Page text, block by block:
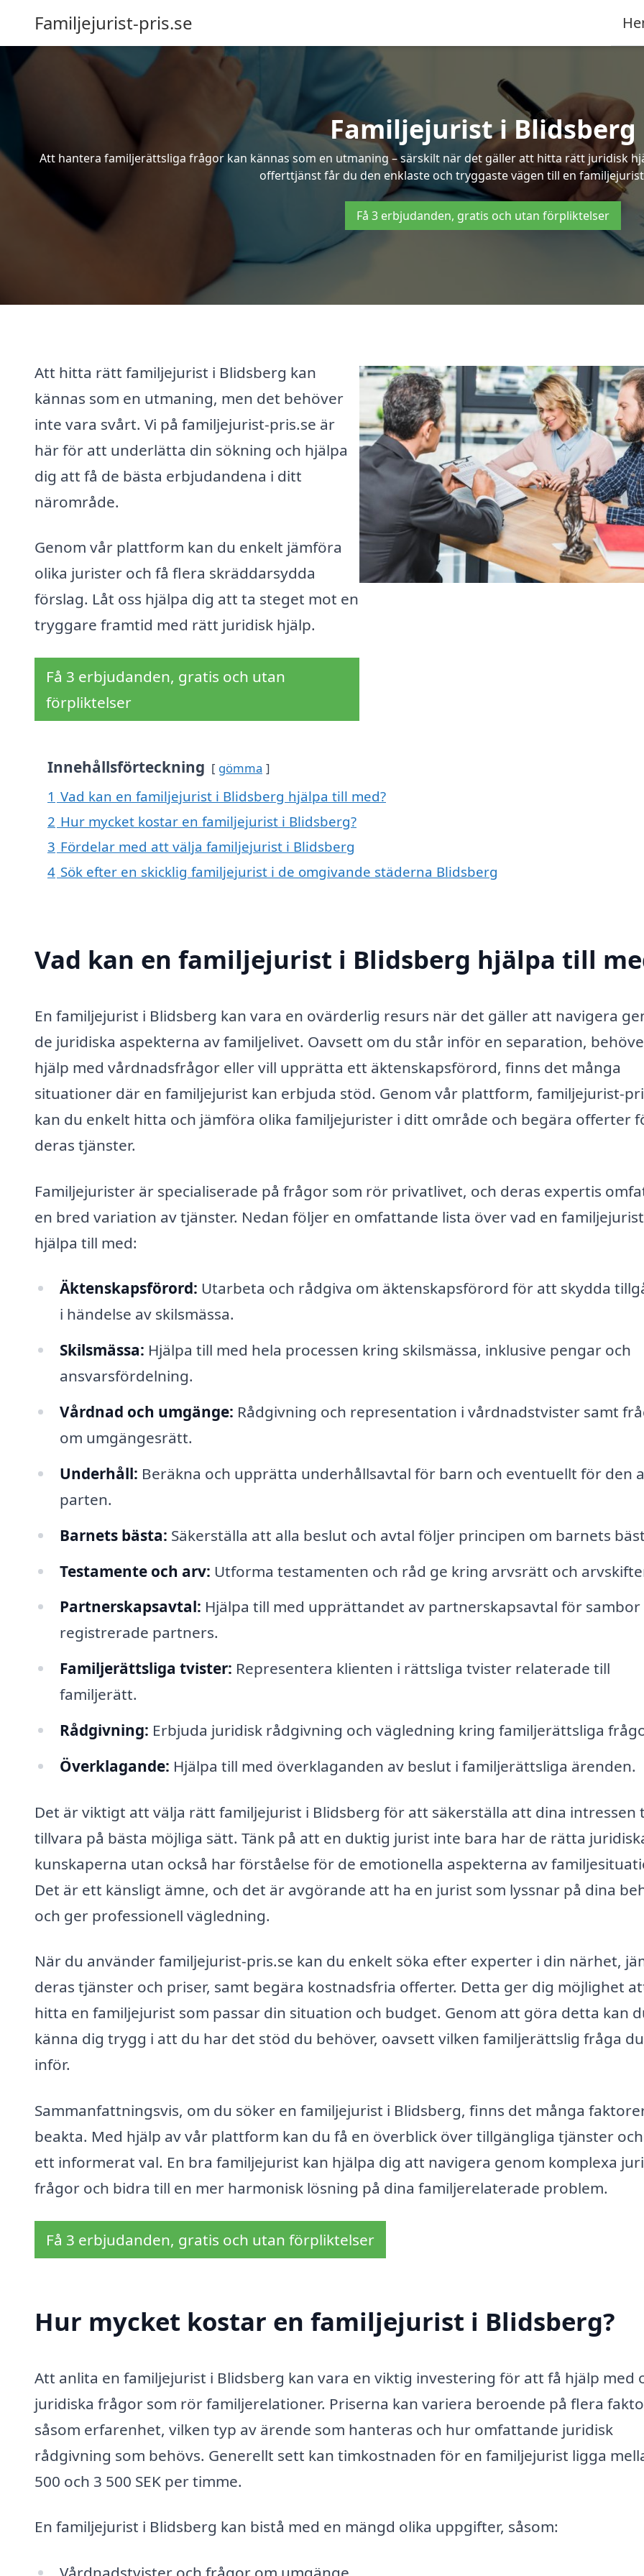
Familjejurist-pris.se
Familjejurist i Blidsberg
Att hantera familjerättsliga frågor kan kännas som en utmaning – särskilt när det gäller att hitta rätt juridisk
offerttjänst får du den enklaste och tryggaste vägen till en
Få 3 erbjudanden, gratis och utan förpliktelser
Att hitta rätt familjejurist i Blidsberg kan
kännas som en utmaning, men det behöver
inte vara svårt. Vi på familjejurist-pris.se är
här för att underlätta din sökning och hjälpa
dig att få de bästa erbjudandena i ditt
närområde.
Genom vår plattform kan du enkelt jämföra
olika jurister och få flera skräddarsydda
förslag. Låt oss hjälpa dig att ta steget mot en
tryggare framtid med rätt juridisk hjälp.
Få 3 erbjudanden, gratis och utan
förpliktelser
Innehållsförteckning gömma
1 Vad kan en familjejurist i Blidsberg hjälpa till med?
2 Hur mycket kostar en familjejurist i Blidsberg?
3 Fördelar med att välja familjejurist i Blidsberg
4 Sök efter en skicklig familjejurist i de omgivande städerna Blidsberg
Vad kan en familjejurist i Blidsberg hjälpa till
En familjejurist i Blidsberg kan vara en ovärderlig resurs när det gäller att navigera
de juridiska aspekterna av familjelivet. Oavsett om du står inför en separation,
hjälp med vårdnadsfrågor eller vill upprätta ett äktenskapsförord, finns det många
situationer där en familjejurist kan erbjuda stöd. Genom vår plattform, familjejurist-
kan du enkelt hitta och jämföra olika familjejurister i ditt område och begära offerter
deras tjänster.
Familjejurister är specialiserade på frågor som rör privatlivet, och deras expertis
en bred variation av tjänster. Nedan följer en omfattande lista över vad en
hjälpa till med:
Äktenskapsförord: Utarbeta och rådgiva om äktenskapsförord för att skydda
i händelse av skilsmässa.
Skilsmässa: Hjälpa till med hela processen kring skilsmässa, inklusive pengar och
ansvarsfördelning.
Vårdnad och umgänge: Rådgivning och representation i vårdnadstvister samt
om umgängesrätt.
Underhåll: Beräkna och upprätta underhållsavtal för barn och eventuellt för den
parten.
Barnets bästa: Säkerställa att alla beslut och avtal följer principen om barnets
Testamente och arv: Utforma testamenten och råd ge kring arvsrätt och
Partnerskapsavtal: Hjälpa till med upprättandet av partnerskapsavtal för sambor
registrerade partners.
Familjerättsliga tvister: Representera klienten i rättsliga tvister relaterade till
familjerätt.
Rådgivning: Erbjuda juridisk rådgivning och vägledning kring familjerättsliga
Överklagande: Hjälpa till med överklaganden av beslut i familjerättsliga ärenden.
Det är viktigt att välja rätt familjejurist i Blidsberg för att säkerställa att dina intressen
tillvara på bästa möjliga sätt. Tänk på att en duktig jurist inte bara har de rätta
kunskaperna utan också har förståelse för de emotionella aspekterna av
Det är ett känsligt ämne, och det är avgörande att ha en jurist som lyssnar på dina
och ger professionell vägledning.
När du använder familjejurist-pris.se kan du enkelt söka efter experter i din närhet,
deras tjänster och priser, samt begära kostnadsfria offerter. Detta ger dig möjlighet
hitta en familjejurist som passar din situation och budget. Genom att göra detta kan
känna dig trygg i att du har det stöd du behöver, oavsett vilken familjerättslig fråga
inför.
Sammanfattningsvis, om du söker en familjejurist i Blidsberg, finns det många
beakta. Med hjälp av vår plattform kan du få en överblick över tillgängliga tjänster
ett informerat val. En bra familjejurist kan hjälpa dig att navigera genom komplexa
frågor och bidra till en mer harmonisk lösning på dina familjerelaterade problem.
Få 3 erbjudanden, gratis och utan förpliktelser
Hur mycket kostar en familjejurist i Blidsberg?
Att anlita en familjejurist i Blidsberg kan vara en viktig investering för att få hjälp med
juridiska frågor som rör familjerelationer. Priserna kan variera beroende på flera
såsom erfarenhet, vilken typ av ärende som hanteras och hur omfattande juridisk
rådgivning som behövs. Generellt sett kan timkostnaden för en familjejurist ligga
500 och 3 500 SEK per timme.
En familjejurist i Blidsberg kan bistå med en mängd olika uppgifter, såsom: